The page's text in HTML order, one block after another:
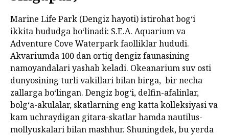
Marine Life Park (Dengiz hayoti) istirohat bogʻi
ikkita hududga boʻlinadi: S.E.A. Aquarium va
Adventure Cove Waterpark faolliklar hududi.
Akvariumda 100 dan ortiq dengiz faunasining
namoyandalari yashab keladi. Okeanarium suv osti
dunyosining turli vakillari bilan birga, bir necha
zallarga boʻlingan. Dengiz bogʻi, delfin-afalinlar,
bolgʻa-akulalar, skatlarning eng katta kolleksiyasi va
kam uchraydigan gitara-skatlar hamda nautilus-
mollyuskalari bilan mashhur. Shuningdek, bu yerda